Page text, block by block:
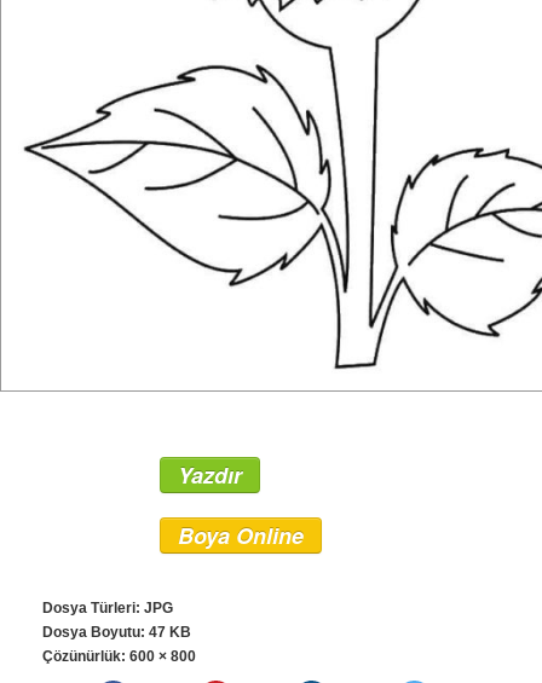
Yazdır
Boya Online
Dosya Türleri: JPG
Dosya Boyutu: 47 KB
Çözünürlük: 600 × 800